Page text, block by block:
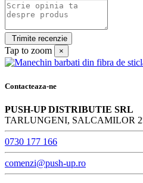
Tap to zoom ×
Contacteaza-ne
PUSH-UP DISTRIBUTIE SRL
TARLUNGENI, SALCAMILOR
0730 177 166
comenzi@push-up.ro